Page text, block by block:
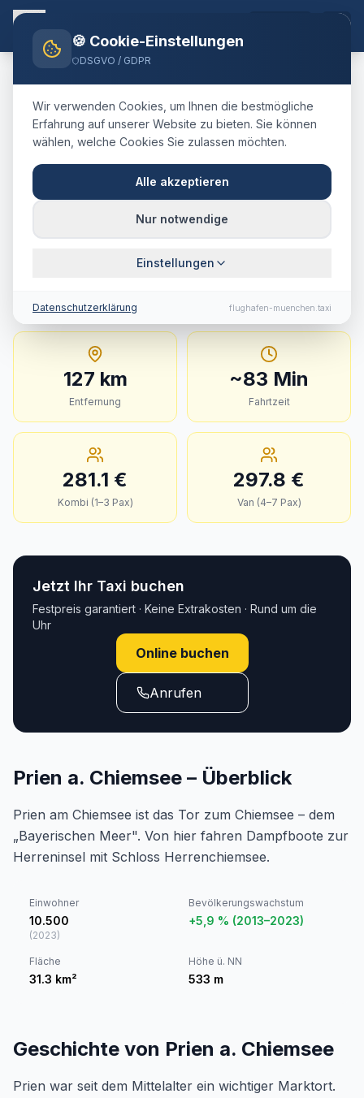
Home Blog TaxiPrien a. ChiemseeMünchen Airport
🇩🇪 Deutschland Landkreis Rosenheim
TaxiPrien a. Chiemsee→
Flughafen München
Festpreis, Fahrtdauer &
Tipps
127 km
Entfernung
~83 Min
Fahrtzeit
281.1 €
Kombi (1–3 Pax)
297.8 €
Van (4–7 Pax)
Jetzt Ihr Taxi buchen
Festpreis garantiert · Keine Extrakosten · Rund um die
Uhr
Online buchen
Anrufen
Prien a. Chiemsee – Überblick
Prien am Chiemsee ist das Tor zum Chiemsee – dem
„Bayerischen Meer". Von hier fahren Dampfboote zur
Herreninsel mit Schloss Herrenchiemsee.
Einwohner
10.500
(2023)
Bevölkerungswachstum
+5,9 % (2013–2023)
Fläche
31.3 km²
Höhe ü. NN
533 m
Geschichte von Prien a. Chiemsee
Prien war seit dem Mittelalter ein wichtiger Marktort.
🍪 Cookie-Einstellungen
DSGVO / GDPR
Wir verwenden Cookies, um Ihnen die bestmögliche
Erfahrung auf unserer Website zu bieten. Sie können
wählen, welche Cookies Sie zulassen möchten.
Alle akzeptieren
Nur notwendige
Einstellungen
Datenschutzerklärung flughafen-muenchen.taxi